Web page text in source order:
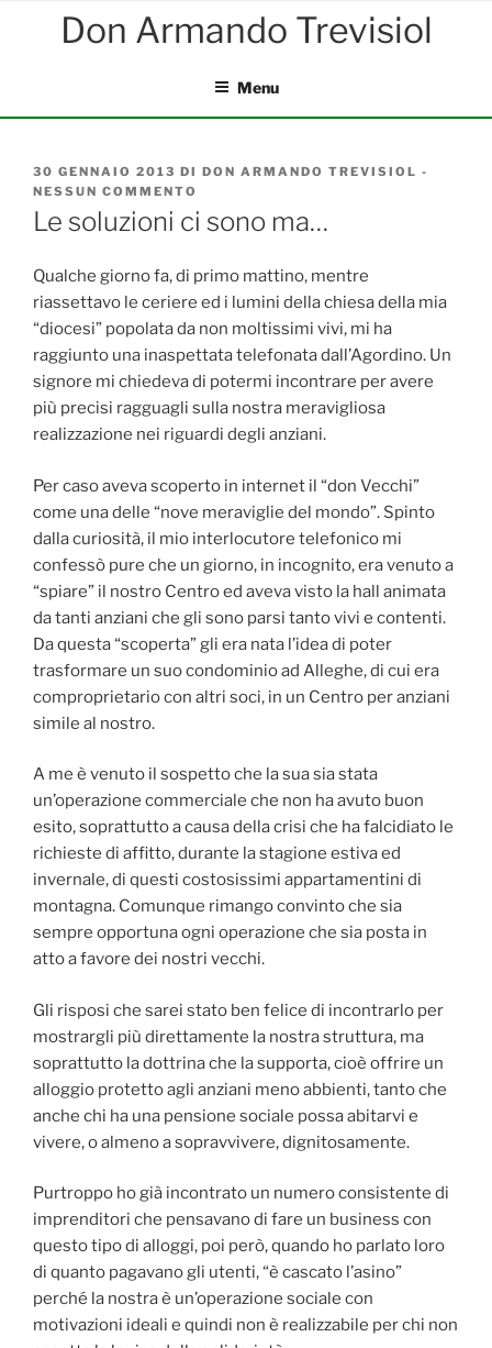
Menu
PUBBLICATO
IL
30 GENNAIO 2013 DI DON ARMANDO TREVISIOL -
NESSUN COMMENTO
LE
SOLUZIONI
SONO
Le soluzioni ci sono ma…
Qualche giorno fa, di primo mattino, mentre
riassettavo le ceriere ed i lumini della chiesa della mia
“diocesi” popolata da non moltissimi vivi, mi ha
raggiunto una inaspettata telefonata dall’Agordino. Un
signore mi chiedeva di potermi incontrare per avere
più precisi ragguagli sulla nostra meravigliosa
realizzazione nei riguardi degli anziani.
Per caso aveva scoperto in internet il “don Vecchi”
come una delle “nove meraviglie del mondo”. Spinto
dalla curiosità, il mio interlocutore telefonico mi
confessò pure che un giorno, in incognito, era venuto a
“spiare” il nostro Centro ed aveva visto la hall animata
da tanti anziani che gli sono parsi tanto vivi e contenti.
Da questa “scoperta” gli era nata l’idea di poter
trasformare un suo condominio ad Alleghe, di cui era
comproprietario con altri soci, in un Centro per anziani
simile al nostro.
A me è venuto il sospetto che la sua sia stata
un’operazione commerciale che non ha avuto buon
esito, soprattutto a causa della crisi che ha falcidiato le
richieste di affitto, durante la stagione estiva ed
invernale, di questi costosissimi appartamentini di
montagna. Comunque rimango convinto che sia
sempre opportuna ogni operazione che sia posta in
atto a favore dei nostri vecchi.
Gli risposi che sarei stato ben felice di incontrarlo per
mostrargli più direttamente la nostra struttura, ma
soprattutto la dottrina che la supporta, cioè offrire un
alloggio protetto agli anziani meno abbienti, tanto che
anche chi ha una pensione sociale possa abitarvi e
vivere, o almeno a sopravvivere, dignitosamente.
Purtroppo ho già incontrato un numero consistente di
imprenditori che pensavano di fare un business con
questo tipo di alloggi, poi però, quando ho parlato loro
di quanto pagavano gli utenti, “è cascato l’asino”
perché la nostra è un’operazione sociale con
motivazioni ideali e quindi non è realizzabile per chi non